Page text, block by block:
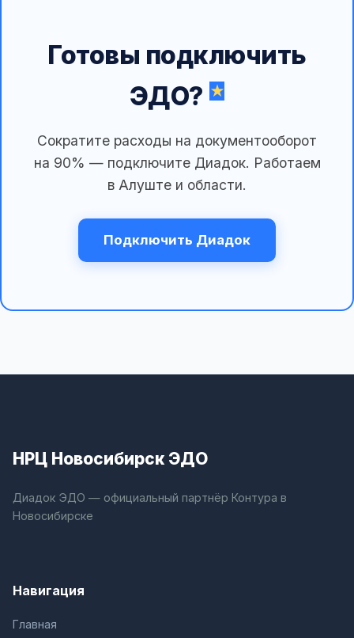
Готовы подключить
ЭДО?
Сократите расходы на документооборот
на 90% — подключите Диадок. Работаем
в Алуште и области.
Подключить Диадок
НРЦ Новосибирск ЭДО
Диадок ЭДО — официальный партнёр Контура в
Новосибирске
Навигация
Главная